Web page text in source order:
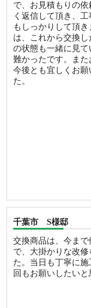
で、お見積もりの
く返信して頂き、
もしっかりして頂
は、これから交換
の状態も一緒に見
難かったです。また
今後とも宜しくお
た。
千葉市 S様邸
交換商品は、今ま
で、大掛かりな改
た。当日も丁寧に
回もお願いしたいと